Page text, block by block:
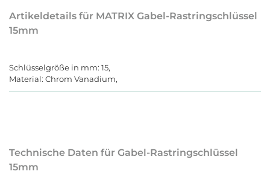
Artikeldetails für MATRIX Gabel-Rastringschlüssel
15mm
Schlüsselgröße in mm: 15,
Material: Chrom Vanadium,
Technische Daten für Gabel-Rastringschlüssel
15mm